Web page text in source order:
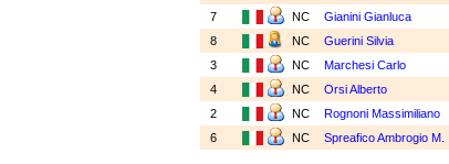
7
NC Gianini Gianluca
8
NC Guerini Silvia
3
NC Marchesi Carlo
4
NC Orsi Alberto
2
NC Rognoni Massimiliano
6
NC Spreafico Ambrogio M.